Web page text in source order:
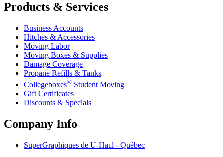
Products & Services
Business Accounts
Hitches & Accessories
Moving Labor
Moving Boxes & Supplies
Damage Coverage
Propane Refills & Tanks
Collegeboxes® Student Moving
Gift Certificates
Discounts & Specials
Company Info
SuperGraphiques de U-Haul - Québec